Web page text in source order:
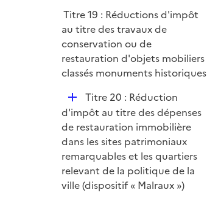
r
Titre 19 : Réductions d'impôt
au titre des travaux de
conservation ou de
restauration d'objets mobiliers
classés monuments historiques
D
é
p
l
i
e
r
Titre 20 : Réduction
d'impôt au titre des dépenses
de restauration immobilière
dans les sites patrimoniaux
remarquables et les quartiers
relevant de la politique de la
ville (dispositif « Malraux »)